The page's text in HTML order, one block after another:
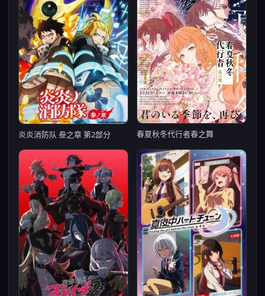
炎炎消防队 叁之章 第2部分 春夏秋冬代行者春之舞